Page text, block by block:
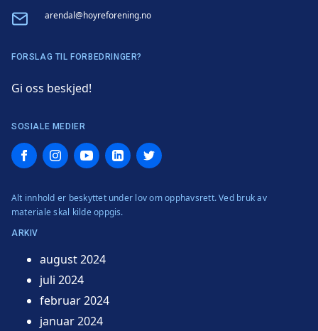
Email arendal@hoyreforening.no
FORSLAG TIL FORBEDRINGER?
Gi oss beskjed!
SOSIALE MEDIER
FacebookInstagramYouTubeLinkedInTwitter
Alt innhold er beskyttet under lov om opphavsrett. Ved bruk av
materiale skal kilde oppgis.
ARKIV
august 2024
juli 2024
februar 2024
januar 2024